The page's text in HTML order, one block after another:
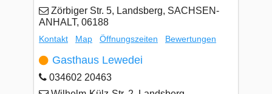
Zörbiger Str. 5, Landsberg, SACHSEN-
ANHALT, 06188
Kontakt Map Öffnungszeiten Bewertungen
Gasthaus Lewedei
034602 20463